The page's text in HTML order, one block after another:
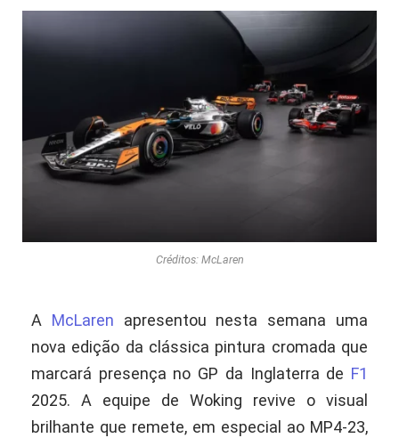
Créditos: McLaren
A McLaren apresentou nesta semana uma
nova edição da clássica pintura cromada que
marcará presença no GP da Inglaterra de F1
2025. A equipe de Woking revive o visual
brilhante que remete, em especial ao MP4-23,